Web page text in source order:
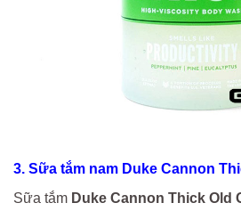
3. Sữa tắm nam Duke Cannon
Sữa tắm Duke Cannon Thick Old